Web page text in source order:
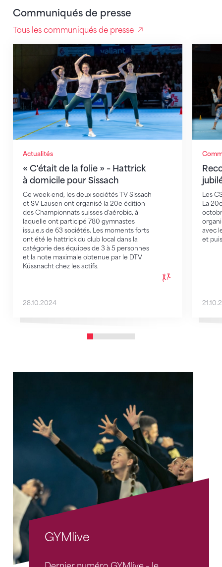
Communiqués de presse
Tous les communiqués de presse
Actualités
« C'était de la folie » – Hattrick
à domicile pour Sissach
Ce week-end, les deux sociétés TV Sissach
et SV Lausen ont organisé la 20e édition
des Championnats suisses d'aérobic, à
laquelle ont participé 780 gymnastes
issu.e.s de 63 sociétés. Les moments forts
ont été le hattrick du club local dans la
catégorie des équipes de 3 à 5 personnes
et la note maximale obtenue par le DTV
Küssnacht chez les actifs.
« C'était de la folie » – Hattrick à domicile pour
28.10.2024
Les
La
avec
et
GYMlive